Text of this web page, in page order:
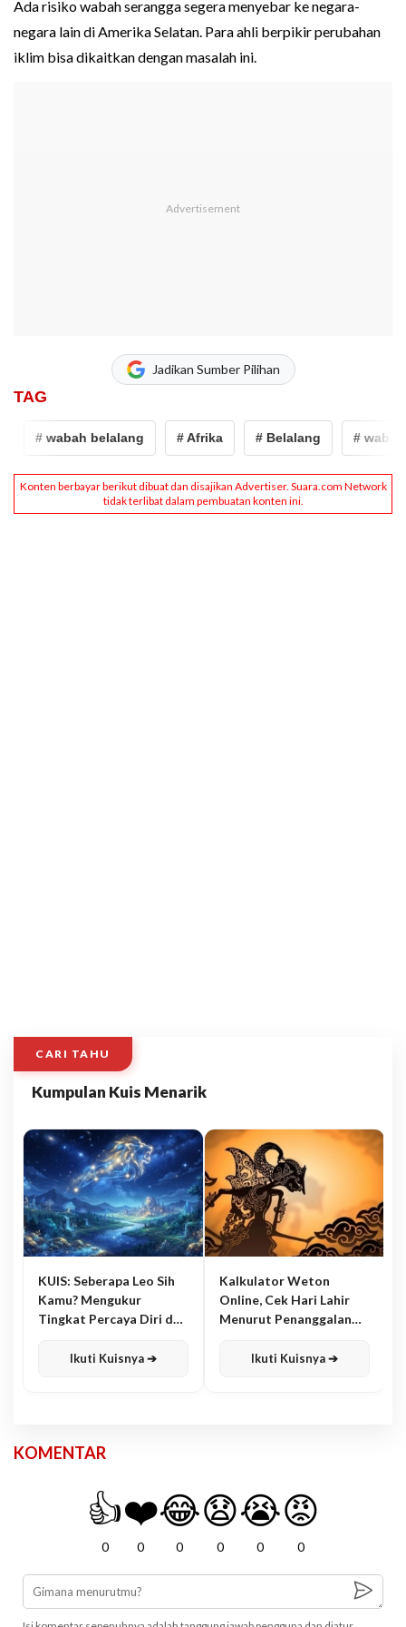
Ada risiko wabah serangga segera menyebar ke negara-
negara lain di Amerika Selatan. Para ahli berpikir perubahan
iklim bisa dikaitkan dengan masalah ini.
Jadikan Sumber Pilihan
TAG
# wabah belalang # Afrika # Belalang # wabah
CARI TAHU
Kumpulan Kuis Menarik
KUIS: Seberapa Leo Sih
Kamu? Mengukur
Tingkat Percaya Diri dan
Ikuti Kuisnya ➔
Kalkulator Weton
Online, Cek Hari Lahir
Menurut Penanggalan
Ikuti Kuisnya ➔
KOMENTAR
👍
0
❤️
0
😂
0
😧
0
😭
0
😡
0